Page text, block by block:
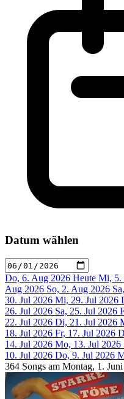
Datum wählen
Do, 6. Aug 2026 Heute Mi, 5.
Aug 2026 So, 2. Aug 2026
30. Jul 2026 Mi, 29. Jul 2026
26. Jul 2026 Sa, 25. Jul 2026
22. Jul 2026 Di, 21. Jul 2026
18. Jul 2026 Fr, 17. Jul 2026
14. Jul 2026 Mo, 13. Jul 2026
10. Jul 2026 Do, 9. Jul 2026
364 Songs am Montag, 1.